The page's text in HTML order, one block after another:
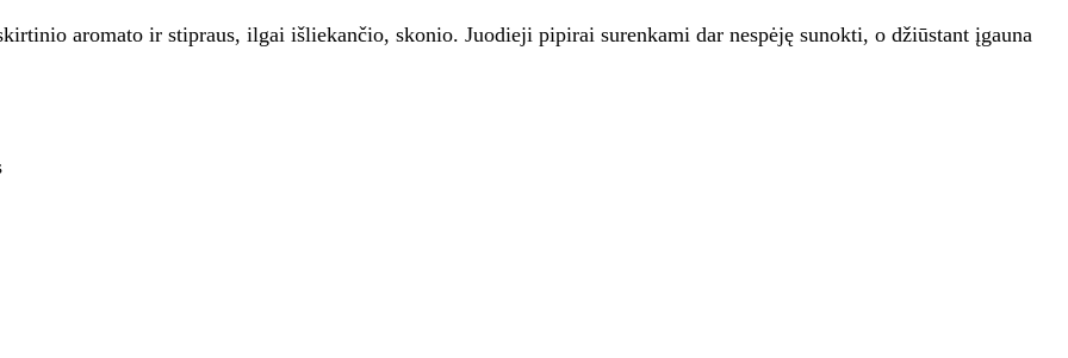
aromato ir stipraus, ilgai išliekančio, skonio. Juodieji pipirai surenkami dar nespėję sunokti, o džiūstant įgauna